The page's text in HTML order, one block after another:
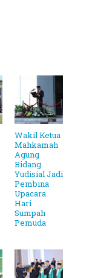
Wakil Ketua
Mahkamah
Agung
Bidang
Yudisial Jadi
Pembina
Upacara
Hari
Sumpah
Pemuda